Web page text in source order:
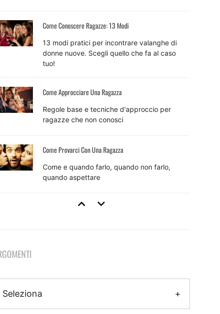
Come Conoscere Ragazze: 13 Modi
13 modi pratici per incontrare valanghe di
donne nuove. Scegli quello che fa al caso
tuo!
Come Approcciare Una Ragazza
Regole base e tecniche d'approccio per
ragazze che non conosci
Come Provarci Con Una Ragazza
Come e quando farlo, quando non farlo,
quando aspettare
Tecniche Di Seduzione
Seleziona